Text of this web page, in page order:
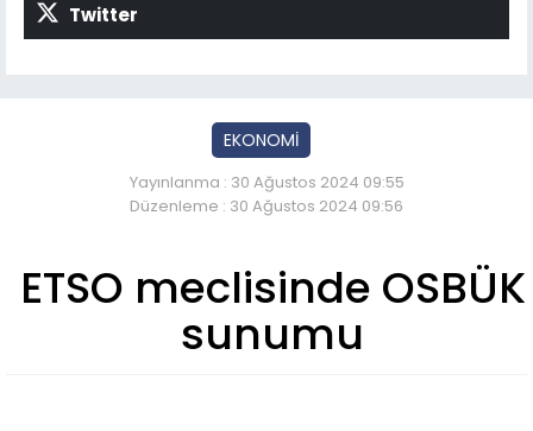
Twitter
EKONOMİ
Yayınlanma : 30 Ağustos 2024 09:55
Düzenleme : 30 Ağustos 2024 09:56
ETSO meclisinde OSBÜK
sunumu